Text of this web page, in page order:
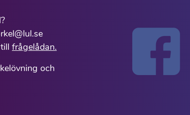
frågelådan.
och